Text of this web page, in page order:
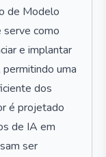
de Modelo
serve como
e implantar
uma
dos
é projetado
de IA em
ser